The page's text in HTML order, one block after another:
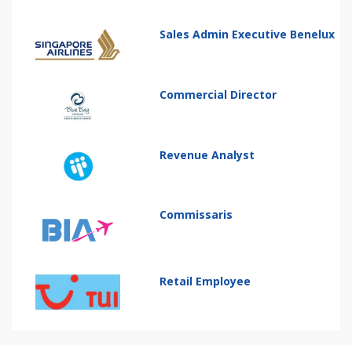
Sales Admin Executive Benelux
Commercial Director
Revenue Analyst
Commissaris
Retail Employee